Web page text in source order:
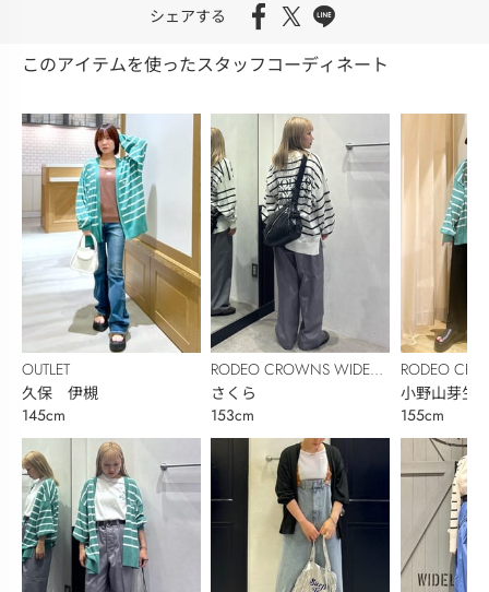
シェアする
このアイテムを使ったスタッフコーディネート
OUTLET
久保 伊槻
145cm
RODEO CROWNS WIDE
BOWL
さくら
153cm
RODEO
BOWL
小野山芽生
155cm